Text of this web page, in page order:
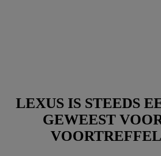
LEXUS IS STEEDS
GEWEEST